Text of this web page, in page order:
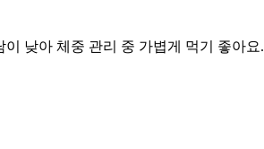
낮아 체중 관리 중 가볍게 먹기 좋아요.